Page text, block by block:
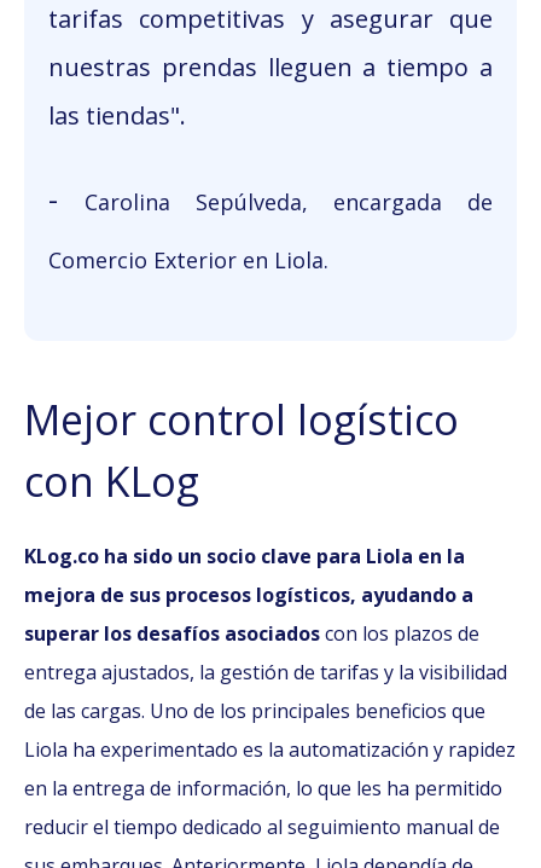
tarifas competitivas y asegurar que
nuestras prendas lleguen a tiempo a
las tiendas".
-
Carolina Sepúlveda, encargada de
Comercio Exterior en Liola.
Mejor control logístico
con KLog
KLog.co ha sido un socio clave para Liola en la
mejora de sus procesos logísticos, ayudando a
superar los desafíos asociadoscon los plazos de
entrega ajustados, la gestión de tarifas y la visibilidad
de las cargas. Uno de los principales beneficios que
Liola ha experimentado es la automatización y rapidez
en la entrega de información, lo que les ha permitido
reducir el tiempo dedicado al seguimiento manual de